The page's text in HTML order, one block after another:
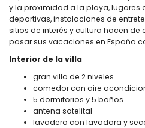
y la proximidad a la playa, lugares
deportivas, instalaciones de
sitios de interés y cultura hacen de
pasar sus vacaciones en España
Interior de la villa
gran villa de 2 niveles
comedor con aire
5 dormitorios y 5 baños
antena satelital
lavadero con lavadora y